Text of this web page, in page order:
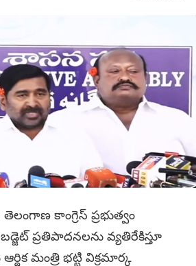
కాంగ్రెస్ ప్రభుత్వం
బడ్జెట్ ప్రతిపాదనలను వ్యతిరేకిస్తూ
మంత్రి భట్టి విక్రమార్క